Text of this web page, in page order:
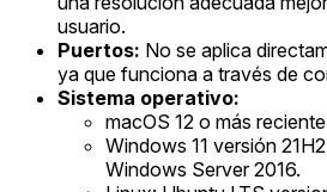
usuario.
Puertos: No se aplica
ya que funciona a través de
Sistema operativo:
macOS 12 o más
Windows 11 versión
Windows Server 2016.